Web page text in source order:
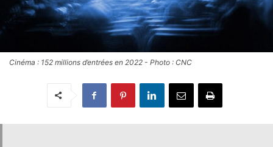
Cinéma : 152 millions d’entrées en 2022 - Photo : CNC